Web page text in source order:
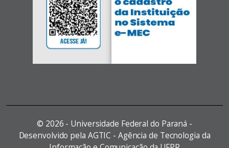
© 2026 - Universidade Federal do Paraná -
Desenvolvido pela AGTIC - Agência de Tecnologia da